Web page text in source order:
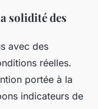
solidité des
avec des
réelles.
portée à la
indicateurs de